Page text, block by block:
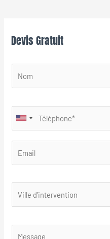
Devis Gratuit